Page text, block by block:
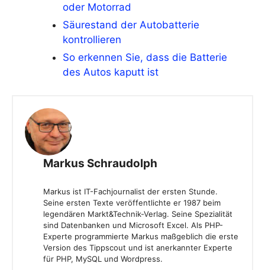
oder Motorrad
Säurestand der Autobatterie
kontrollieren
So erkennen Sie, dass die Batterie
des Autos kaputt ist
Markus Schraudolph
Markus ist IT-Fachjournalist der ersten Stunde.
Seine ersten Texte veröffentlichte er 1987 beim
legendären Markt&Technik-Verlag. Seine Spezialität
sind Datenbanken und Microsoft Excel. Als PHP-
Experte programmierte Markus maßgeblich die erste
Version des Tippscout und ist anerkannter Experte
für PHP, MySQL und Wordpress.